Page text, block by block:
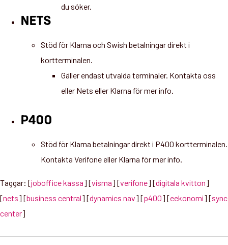
du söker.
NETS
Stöd för Klarna och Swish betalningar direkt i
kortterminalen.
Gäller endast utvalda terminaler. Kontakta oss
eller Nets eller Klarna för mer info.
P400
Stöd för Klarna betalningar direkt i P400 kortterminalen.
Kontakta Verifone eller Klarna för mer info.
Taggar: [joboffice kassa] [visma] [verifone] [digitala kvitton]
[nets] [business central] [dynamics nav] [p400] [eekonomi] [sync
center]